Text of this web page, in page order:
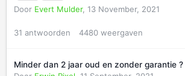
Door Evert Mulder, 13 November, 2021
31 antwoorden 4480 weergaven
Minder dan 2 jaar oud en zonder garantie ?